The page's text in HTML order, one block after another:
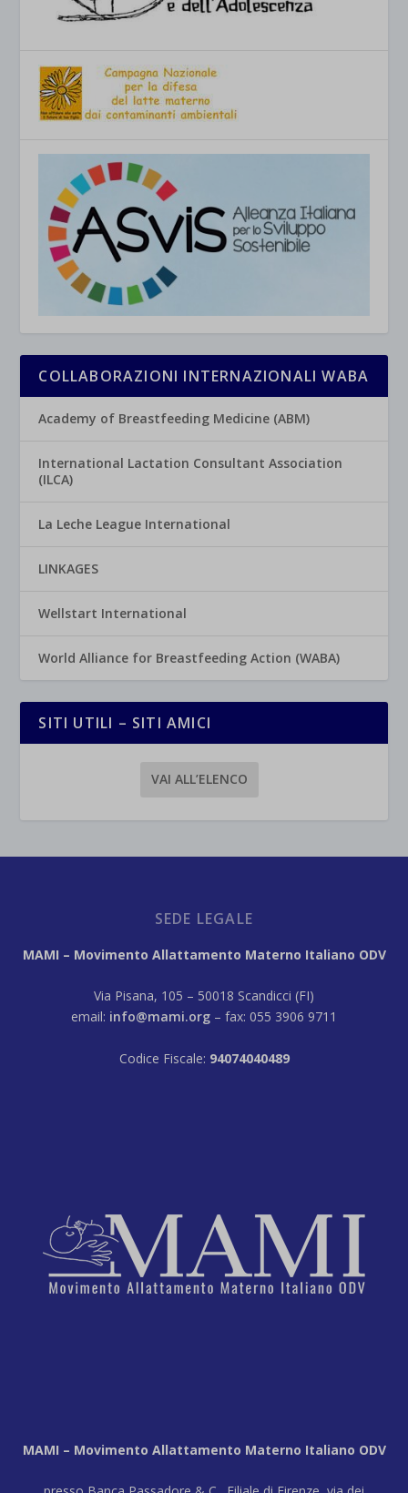
COLLABORAZIONI INTERNAZIONALI WABA
Academy of Breastfeeding Medicine (ABM)
International Lactation Consultant Association
(ILCA)
La Leche League International
LINKAGES
Wellstart International
World Alliance for Breastfeeding Action (WABA)
SITI UTILI – SITI AMICI
VAI ALL’ELENCO
SEDE LEGALE
MAMI – Movimento Allattamento Materno Italiano ODV
Via Pisana, 105 – 50018 Scandicci (FI)
email: info@mami.org – fax: 055 3906 9711
Codice Fiscale: 94074040489
MAMI – Movimento Allattamento Materno Italiano ODV